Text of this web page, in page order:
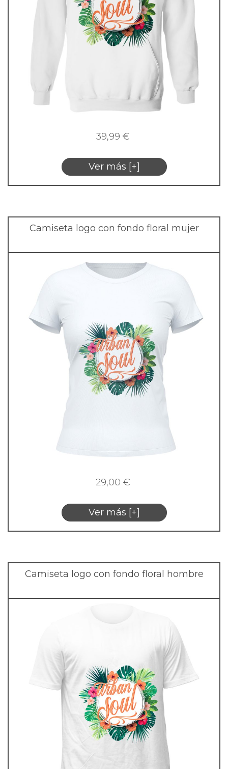
39,99 €
Ver más [+]
Camiseta logo con fondo floral mujer
29,00 €
Ver más [+]
Camiseta logo con fondo floral hombre